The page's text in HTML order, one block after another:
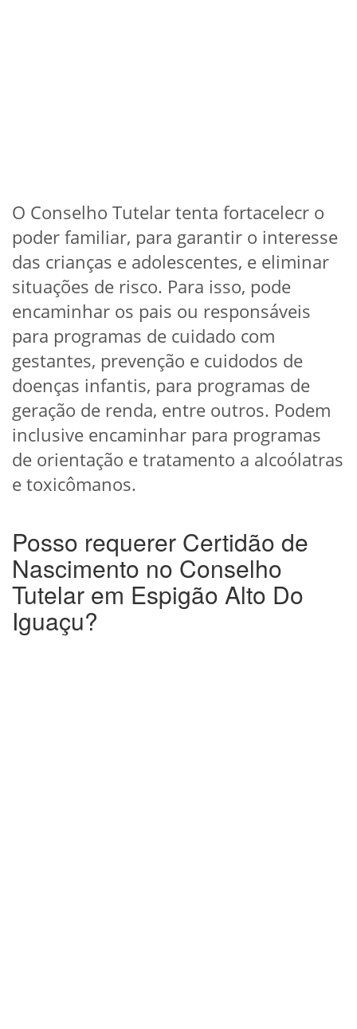
O Conselho Tutelar tenta fortacelecr o
poder familiar, para garantir o interesse
das crianças e adolescentes, e eliminar
situações de risco. Para isso, pode
encaminhar os pais ou responsáveis
para programas de cuidado com
gestantes, prevenção e cuidodos de
doenças infantis, para programas de
geração de renda, entre outros. Podem
inclusive encaminhar para programas
de orientação e tratamento a alcoólatras
e toxicômanos.
Posso requerer Certidão de
Nascimento no Conselho
Tutelar em Espigão Alto Do
Iguaçu?